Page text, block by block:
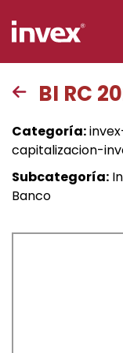
Acceso a
clientes
Buscar
BI RC
Categoría:
capitalizacion-
Subcategoría:
Banco